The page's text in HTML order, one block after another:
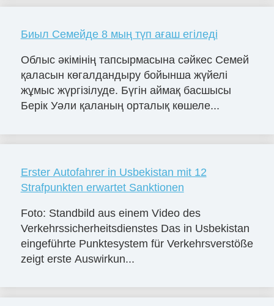
Биыл Семейде 8 мың түп ағаш егіледі
Облыс әкімінің тапсырмасына сәйкес Семей
қаласын көгалдандыру бойынша жүйелі
жұмыс жүргізілуде. Бүгін аймақ басшысы
Берік Уәли қаланың орталық көшеле...
Erster Autofahrer in Usbekistan mit 12
Strafpunkten erwartet Sanktionen
Foto: Standbild aus einem Video des
Verkehrssicherheitsdienstes Das in Usbekistan
eingeführte Punktesystem für Verkehrsverstöße
zeigt erste Auswirkun...